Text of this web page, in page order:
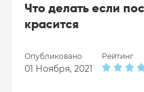
Детская
Готовые решения
Что делать если
красится
Опубликовано
01 Ноября, 2021
Рейтинг